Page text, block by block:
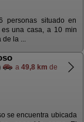
personas situado en
una casa, a 10 min
de la ...
a 49,8 km de
se encuentra ubicada